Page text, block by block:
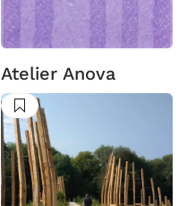
Atelier Anova
Suivre